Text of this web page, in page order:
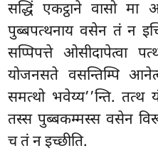
सद्धिं एकट्ठाने वासो मा
पुब्बपत्थनाय वसेन तं न
सप्पिपत्ते ओसीदापेत्वा
योजनसते वसन्तिम्पि
समत्थो भवेय्य’’न्ति. तत्थ
तस्स पुब्बकम्मस्स वसेन
च तं न इच्छीति.